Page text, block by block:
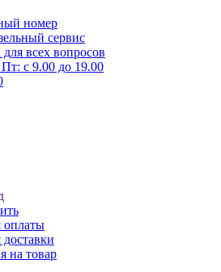
номер
сервис
для всех вопросов
с 9.00 до 19.00
оплаты
на товар